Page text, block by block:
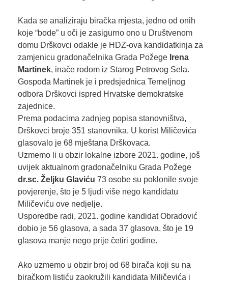
Kada se analiziraju biračka mjesta, jedno od onih
koje “bode” u oči je zasigurno ono u Društvenom
domu Drškovci odakle je HDZ-ova kandidatkinja za
zamjenicu gradonačelnika Grada Požege Irena
Martinek, inače rodom iz Starog Petrovog Sela.
Gospođa Martinek je i predsjednica Temeljnog
odbora Drškovci ispred Hrvatske demokratske
zajednice.
Prema podacima zadnjeg popisa stanovništva,
Drškovci broje 351 stanovnika. U korist Miličevića
glasovalo je 68 mještana Drškovaca.
Uzmemo li u obzir lokalne izbore 2021. godine, još
uvijek aktualnom gradonačelniku Grada Požege
dr.sc. Željku Glaviću 73 osobe su poklonile svoje
povjerenje, što je 5 ljudi više nego kandidatu
Miličeviću ove nedjelje.
Usporedbe radi, 2021. godine kandidat Obradović
dobio je 56 glasova, a sada 37 glasova, što je 19
glasova manje nego prije četiri godine.
Ako uzmemo u obzir broj od 68 birača koji su na
biračkom listiću zaokružili kandidata Miličevića i